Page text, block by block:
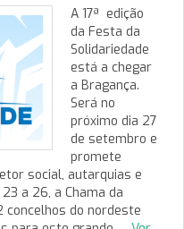
A 17ª edição
da Festa da
Solidariedade
está a chegar
a Bragança.
Será no
próximo dia 27
de setembro e
promete
social, autarquias e
a 26, a Chama da
concelhos do nordeste